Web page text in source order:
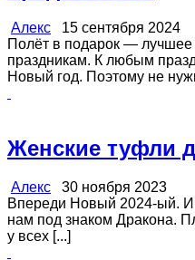
Алекс 15 сентября 2024
Полёт в подарок —
праздникам. К любым
Новый год. Поэтому не
Женские туфли
Алекс 30 ноября 2023
Впереди Новый 2024-ый. И
нам под знаком Дракона.
у всех [...]